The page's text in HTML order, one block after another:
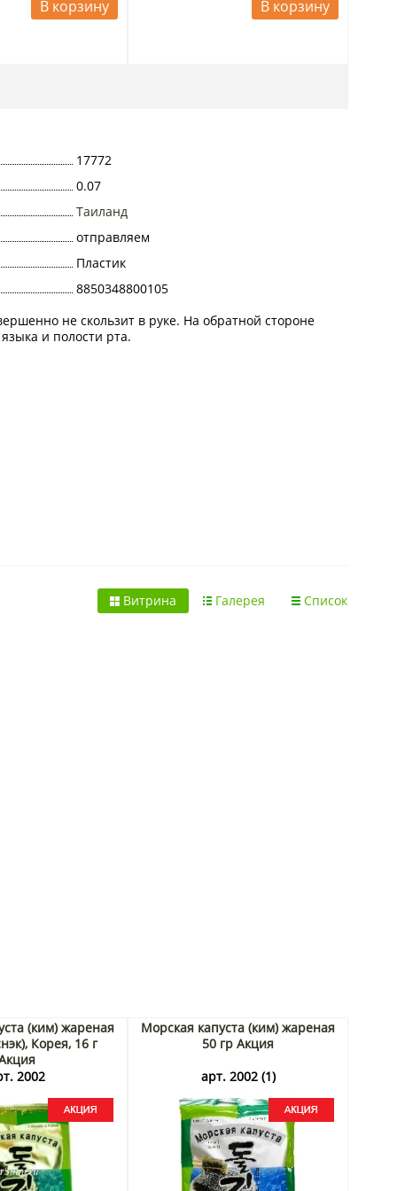
В корзину В корзину
17772
0.07
Таиланд
отправляем
Пластик
8850348800105
не скользит в руке. На обратной стороне
и полости рта.
Список
Галерея
Витрина
(ким) жареная
Корея, 16 г
2002
Морская капуста (ким) жареная
50 гр Акция
арт. 2002 (1)